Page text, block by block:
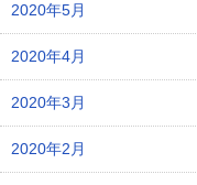
2020年5月
2020年4月
2020年3月
2020年2月